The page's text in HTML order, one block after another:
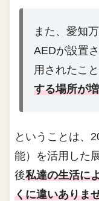
また、愛知
AEDが設置
用されたこ
する場所が
ということは、
能）を活用した
後私達の生活に
くに違いありま